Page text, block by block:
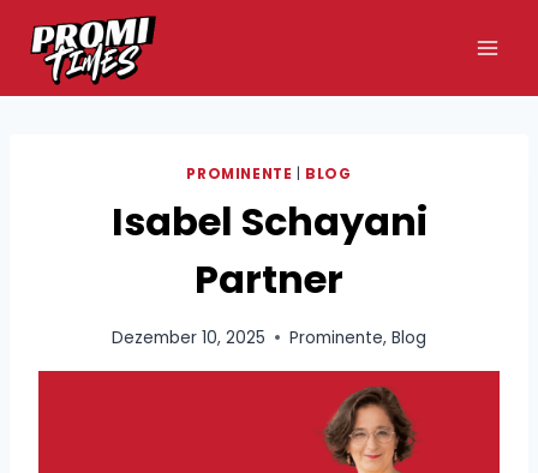
Inhalt
springen
PROMINENTE BLOG
Isabel Schayani
Partner
Dezember 10, 2025 Prominente, Blog